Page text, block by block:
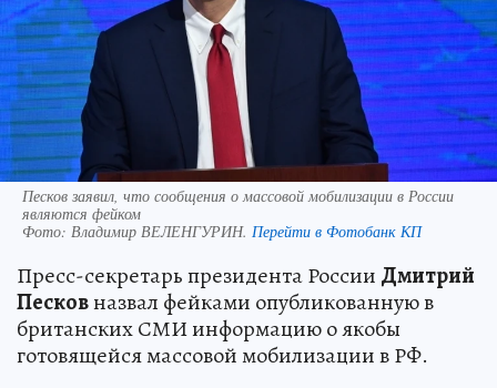
Песков заявил, что сообщения о массовой мобилизации в России
являются фейком
Фото: Владимир ВЕЛЕНГУРИН. Перейти в Фотобанк КП
Пресс-секретарь президента России Дмитрий
Песковназвал фейками опубликованную в
британских СМИ информацию о якобы
готовящейся массовой мобилизации в РФ.